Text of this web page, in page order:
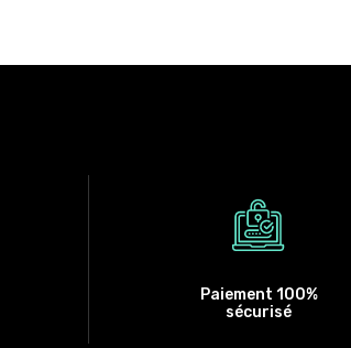
Paiement 100%
sécurisé